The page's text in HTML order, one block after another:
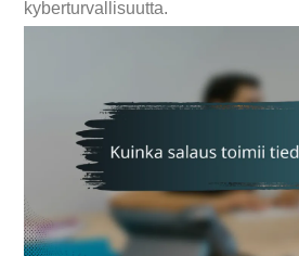
kyberturvallisuutta.